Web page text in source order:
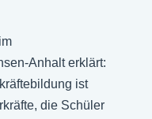
Anhalt erklärt:
ist
die Schüler